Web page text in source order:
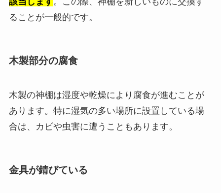
ることが一般的です。
木製部分の腐食
木製の神棚は湿度や乾燥により腐食が進むことが
あります。特に湿気の多い場所に設置している場
合は、カビや虫害に遭うこともあります。
金具が錆びている